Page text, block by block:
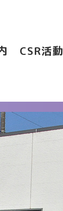
CSR活動